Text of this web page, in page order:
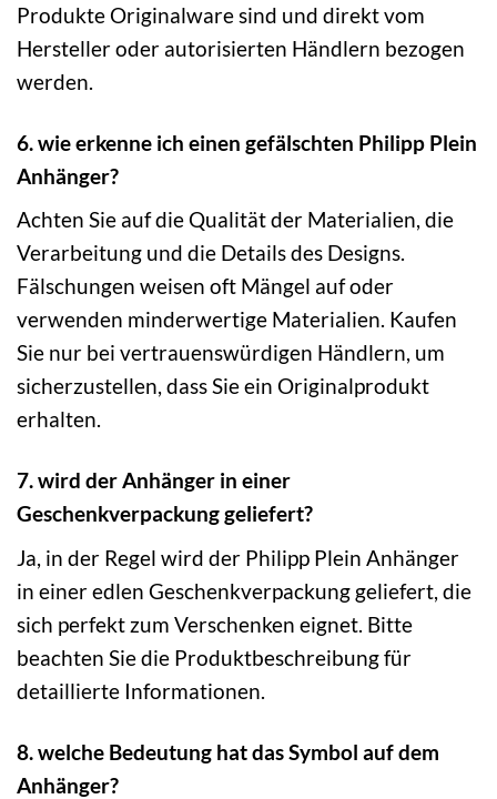
Produkte Originalware sind und direkt vom
Hersteller oder autorisierten Händlern bezogen
werden.
6. wie erkenne ich einen gefälschten Philipp Plein
Anhänger?
Achten Sie auf die Qualität der Materialien, die
Verarbeitung und die Details des Designs.
Fälschungen weisen oft Mängel auf oder
verwenden minderwertige Materialien. Kaufen
Sie nur bei vertrauenswürdigen Händlern, um
sicherzustellen, dass Sie ein Originalprodukt
erhalten.
7. wird der Anhänger in einer
Geschenkverpackung geliefert?
Ja, in der Regel wird der Philipp Plein Anhänger
in einer edlen Geschenkverpackung geliefert, die
sich perfekt zum Verschenken eignet. Bitte
beachten Sie die Produktbeschreibung für
detaillierte Informationen.
8. welche Bedeutung hat das Symbol auf dem
Anhänger?